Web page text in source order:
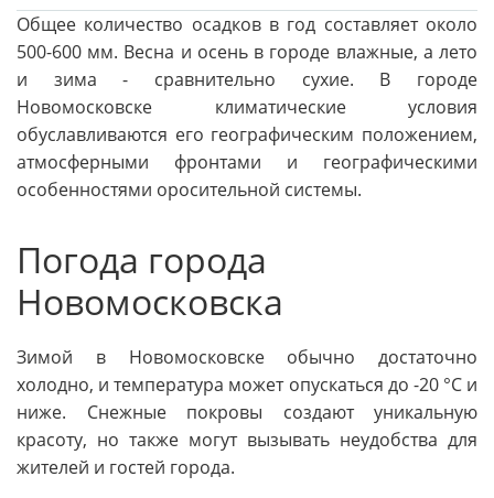
Общее количество осадков в год составляет около
500-600 мм. Весна и осень в городе влажные, а лето
и зима - сравнительно сухие. В городе
Новомосковске климатические условия
обуславливаются его географическим положением,
атмосферными фронтами и географическими
особенностями оросительной системы.
Погода города
Новомосковска
Зимой в Новомосковске обычно достаточно
холодно, и температура может опускаться до -20 °C и
ниже. Снежные покровы создают уникальную
красоту, но также могут вызывать неудобства для
жителей и гостей города.